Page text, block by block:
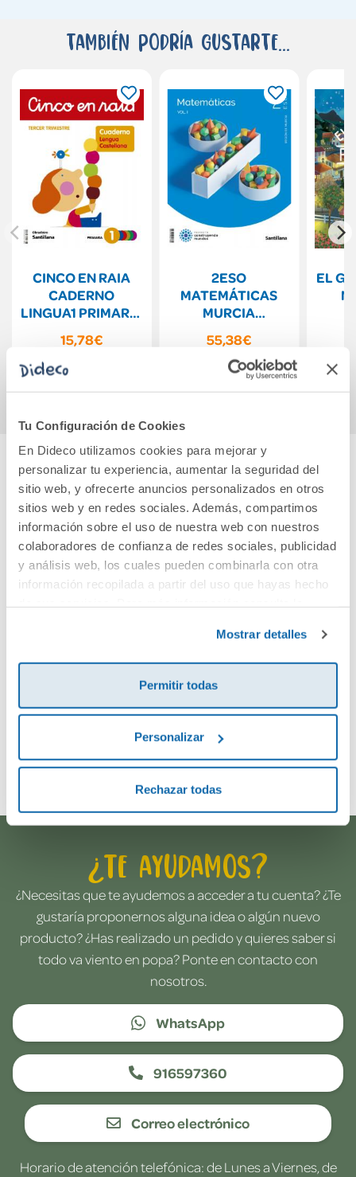
Tu Configuración de Cookies
En Dideco utilizamos cookies para mejorar y
personalizar tu experiencia, aumentar la seguridad del
sitio web, y ofrecerte anuncios personalizados en otros
sitios web y en redes sociales. Además, compartimos
información sobre el uso de nuestra web con nuestros
colaboradores de confianza de redes sociales, publicidad
y análisis web, los cuales pueden combinarla con otra
información recopilada a partir del uso que hayas hecho
Mostrar detalles
Permitir todas
Personalizar
Rechazar todas
También podría gustarte...
CINCO EN RAIA
CADERNO
LINGUA1 PRIMARIA
15,78€
Comprar
2ESO
MATEMÁTICAS
MURCIA
MUNDOS
55,38€
Comprar
EL
Cuéntanos tu opinión
¡Sé el primero en valorar este producto!
Debes iniciar sesión para poder valorarlo
Envía tu opinión
¿Te ayudamos?
¿Necesitas que te ayudemos a acceder a tu cuenta? ¿Te
gustaría proponernos alguna idea o algún nuevo
producto? ¿Has realizado un pedido y quieres saber si
todo va viento en popa? Ponte en contacto con
nosotros.
WhatsApp
916597360
Correo electrónico
Horario de atención telefónica: de Lunes a Viernes, de